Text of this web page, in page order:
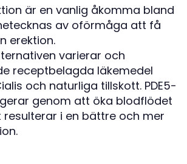
är en vanlig åkomma bland
av oförmåga att få
erektion.
varierar och
receptbelagda läkemedel
och naturliga tillskott. PDE5-
genom att öka blodflödet
resulterar i en bättre och mer